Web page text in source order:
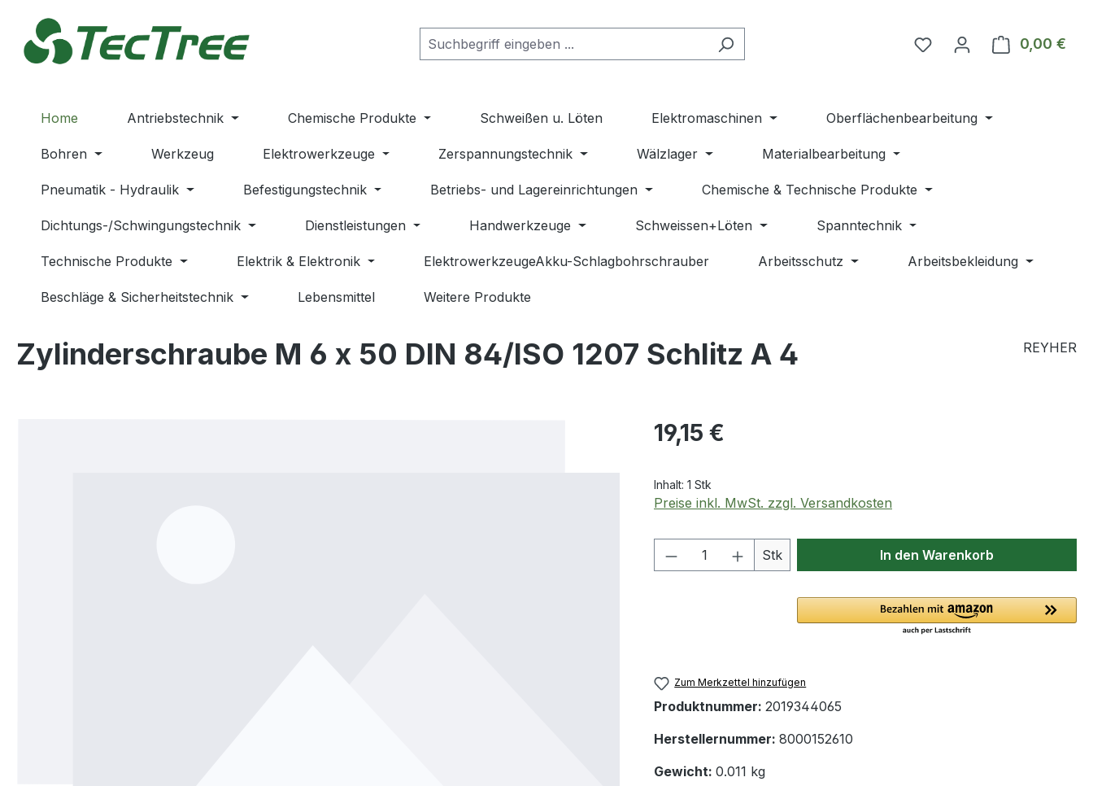
Hauptinhalt springen
Zur Suche springen
Zur Hauptnavigation springen
Du hast 0 Produkte auf
0,00 €
Home Antriebstechnik Chemische Produkte Schweißen u. Löten Elektromaschinen Oberflächenbearbeitung
Bohren Werkzeug Elektrowerkzeuge Zerspannungstechnik Wälzlager Materialbearbeitung
Pneumatik - Hydraulik Befestigungstechnik Betriebs- und Lagereinrichtungen Chemische & Technische Produkte
Dichtungs-/Schwingungstechnik Dienstleistungen Handwerkzeuge Schweissen+Löten Spanntechnik
Technische Produkte Elektrik & Elektronik ElektrowerkzeugeAkku-Schlagbohrschrauber Arbeitsschutz Arbeitsbekleidung
Beschläge & Sicherheitstechnik Lebensmittel Weitere Produkte
Zylinderschraube M 6 x 50 DIN 84/ISO 1207 Schlitz A 4 REYHER
Regulärer Preis:
19,15 €
Inhalt: 1 Stk
Preise inkl. MwSt. zzgl. Versandkosten
Produkt Anzahl: Gib den gewünschten Wert
Stk In den Warenkorb
Zum Merkzettel hinzufügen
Produktnummer: 2019344065
Herstellernummer: 8000152610
Gewicht: 0.011 kg